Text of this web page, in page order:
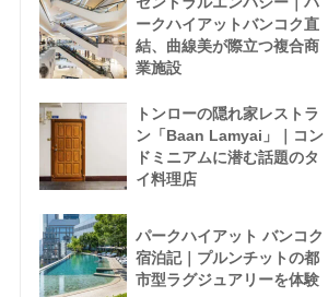
ークハイアットバンコク直
結、曲線美が際立つ複合商
業施設
トンローの隠れ家レストラ
ン「Baan Lamyai」｜コン
ドミニアムに潜む話題のタ
イ料理店
パークハイアット バンコク
宿泊記｜プルンチットの都
市型ラグジュアリーを体験